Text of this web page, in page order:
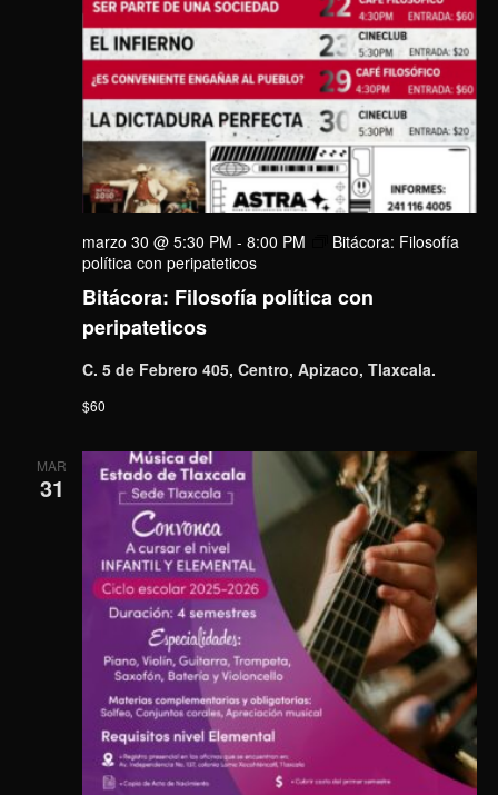
Bitácora: Filosofía política con
peripateticos
marzo 30 @ 5:30 PM - 8:00 PM
Bitácora: Filosofía
política con peripateticos
C. 5 de Febrero 405, Centro, Apizaco, Tlaxcala.
$60
MAR
31